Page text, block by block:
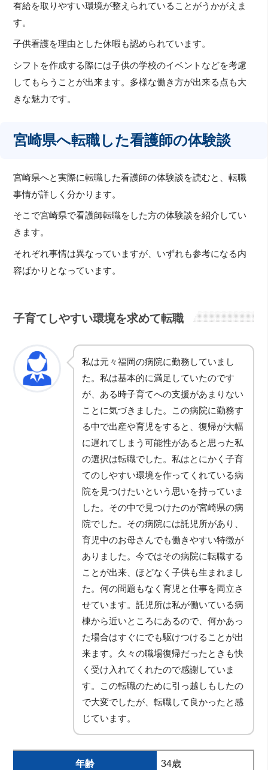
有給を取りやすい環境が整えられていることがうかがえま
す。
子供看護を理由とした休暇も認められています。
シフトを作成する際には子供の学校のイベントなどを考慮
してもらうことが出来ます。多様な働き方が出来る点も大
きな魅力です。
宮崎県へ転職した看護師の体験談
宮崎県へと実際に転職した看護師の体験談を読むと、転職
事情が詳しく分かります。
そこで宮崎県で看護師転職をした方の体験談を紹介してい
きます。
それぞれ事情は異なっていますが、いずれも参考になる内
容ばかりとなっています。
子育てしやすい環境を求めて転職
私は元々福岡の病院に勤務していまし
た。私は基本的に満足していたのです
が、ある時子育てへの支援があまりない
ことに気づきました。この病院に勤務す
る中で出産や育児をすると、復帰が大幅
に遅れてしまう可能性があると思った私
の選択は転職でした。私はとにかく子育
てのしやすい環境を作ってくれている病
院を見つけたいという思いを持っていま
した。その中で見つけたのが宮崎県の病
院でした。その病院には託児所があり、
育児中のお母さんでも働きやすい特徴が
ありました。今ではその病院に転職する
ことが出来、ほどなく子供も生まれまし
た。何の問題もなく育児と仕事を両立さ
せています。託児所は私が働いている病
棟から近いところにあるので、何かあっ
た場合はすぐにでも駆けつけることが出
来ます。久々の職場復帰だったときも快
く受け入れてくれたので感謝していま
す。この転職のために引っ越しもしたの
で大変でしたが、転職して良かったと感
じています。
年齢 34歳